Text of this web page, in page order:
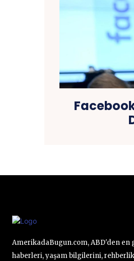
AmerikadaBugun.com, ABD'den en
haberleri, yaşam bilgilerini, rehberlik